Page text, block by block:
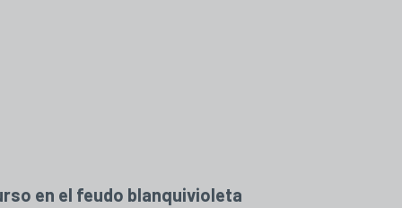
en el feudo blanquivioleta